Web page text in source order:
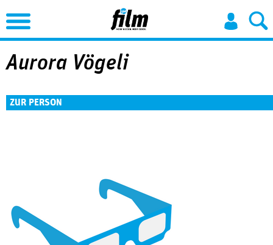
Jump to Navigation
Aurora Vögeli
ZUR PERSON